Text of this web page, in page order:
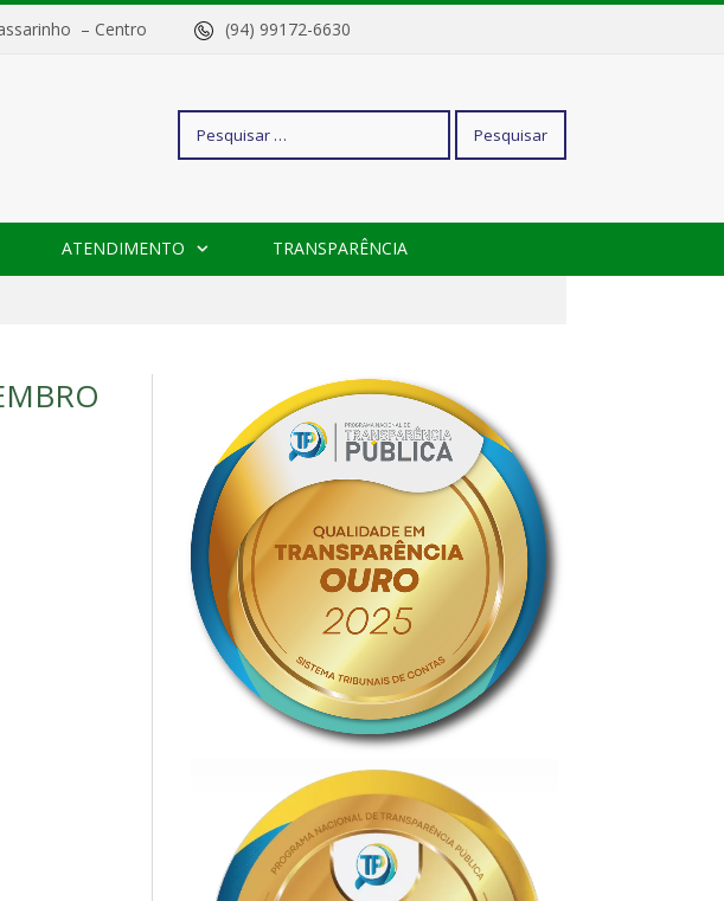
– Centro (94) 99172-6630
Pesquisar
ATENDIMENTO TRANSPARÊNCIA